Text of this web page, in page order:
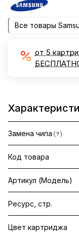
Все товары
от 5
Замена чипа ?
Код товара
Артикул (Модель)
Ресурс, стр.
Цвет картриджа